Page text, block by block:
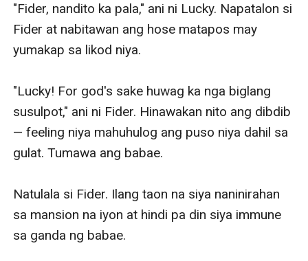
"Fider, nandito ka pala," ani ni Lucky. Napatalon si
Fider at nabitawan ang hose matapos may
yumakap sa likod niya.
"Lucky! For god's sake huwag ka nga biglang
susulpot," ani ni Fider. Hinawakan nito ang dibdib
— feeling niya mahuhulog ang puso niya dahil sa
gulat. Tumawa ang babae.
Natulala si Fider. Ilang taon na siya naninirahan
sa mansion na iyon at hindi pa din siya immune
sa ganda ng babae.